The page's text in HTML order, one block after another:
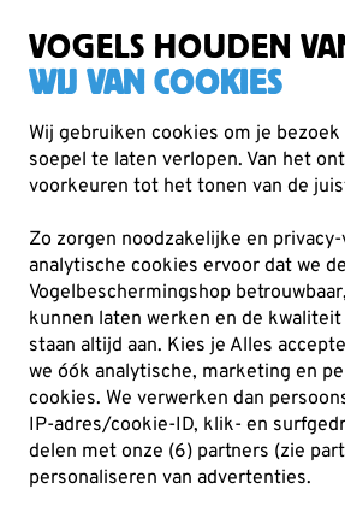
VOGELS HOUDEN
WIJ VAN COOKIES
Wij gebruiken cookies om je bezoek
soepel te laten verlopen. Van het
voorkeuren tot het tonen van de
Zo zorgen noodzakelijke en
analytische cookies ervoor dat we de
Vogelbeschermingshop
kunnen laten werken en de
staan altijd aan. Kies je Alles
we óók analytische, marketing en
cookies. We verwerken dan
IP-adres/cookie-ID, klik- en
delen met onze (6) partners (zie
personaliseren van advertenties.
Cadeaus Metalbirds